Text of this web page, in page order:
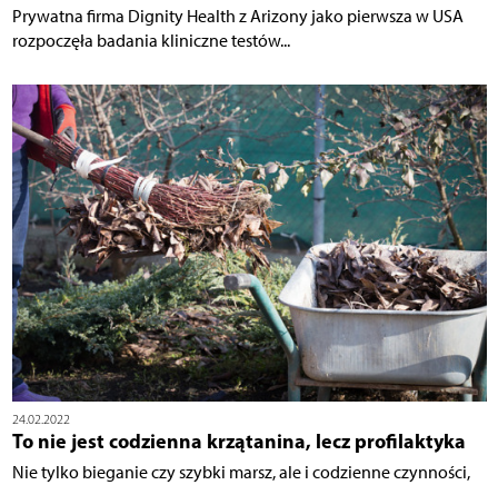
Prywatna firma Dignity Health z Arizony jako pierwsza w USA
rozpoczęła badania kliniczne testów...
24.02.2022
To nie jest codzienna krzątanina, lecz profilaktyka
Nie tylko bieganie czy szybki marsz, ale i codzienne czynności,